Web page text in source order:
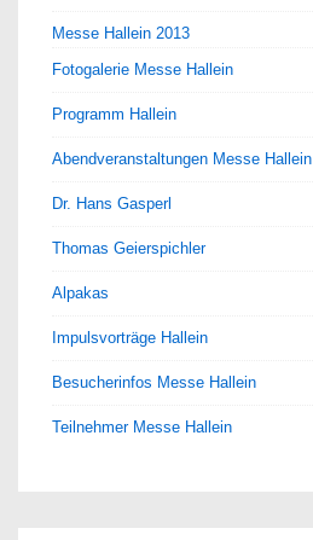
Messe Hallein 2013
Fotogalerie Messe Hallein
Programm Hallein
Abendveranstaltungen Messe Hallein
Dr. Hans Gasperl
Thomas Geierspichler
Alpakas
Impulsvorträge Hallein
Besucherinfos Messe Hallein
Teilnehmer Messe Hallein